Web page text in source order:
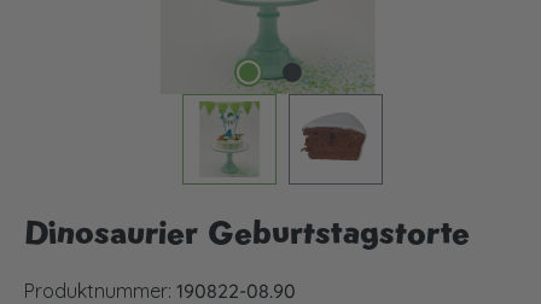
Dinosaurier Geburtstagstorte
Produktnummer: 190822-08.90